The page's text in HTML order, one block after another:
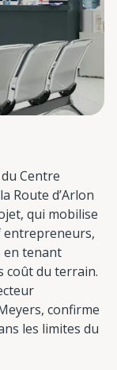
Centre
Route d’Arlon
qui mobilise
entrepreneurs,
en tenant
coût du terrain.
confirme
les limites du